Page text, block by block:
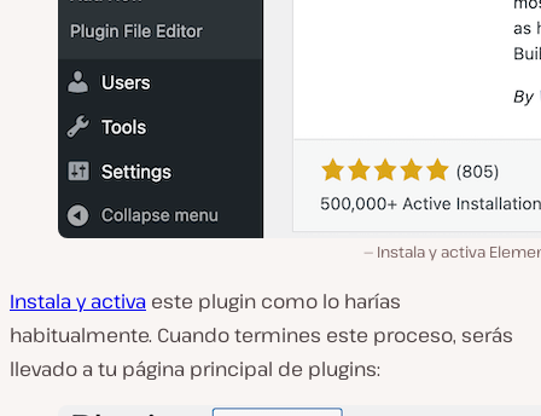
Instala y activa
Instala y activa este plugin como lo harías
habitualmente. Cuando termines este proceso, serás
llevado a tu página principal de plugins: